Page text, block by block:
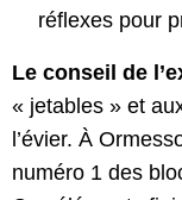
réflexes pour
Le conseil de
« jetables » et
l’évier. À
numéro 1 des